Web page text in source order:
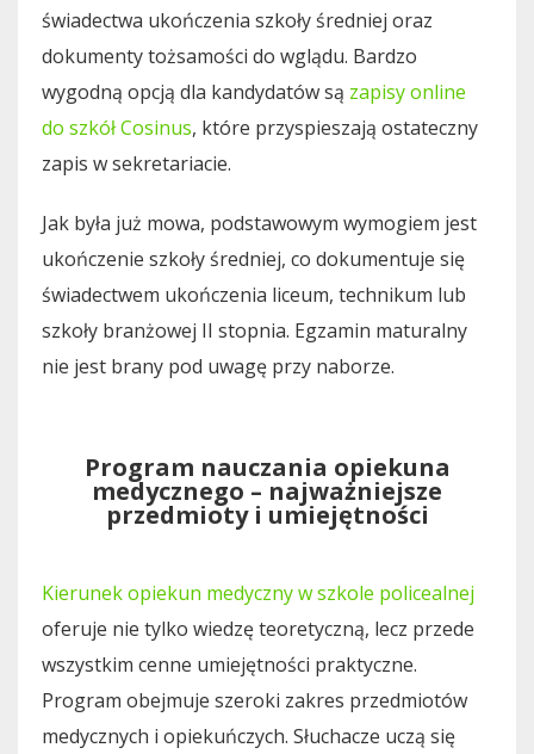
świadectwa ukończenia szkoły średniej oraz
dokumenty tożsamości do wglądu. Bardzo
wygodną opcją dla kandydatów są zapisy online
do szkół Cosinus, które przyspieszają ostateczny
zapis w sekretariacie.
Jak była już mowa, podstawowym wymogiem jest
ukończenie szkoły średniej, co dokumentuje się
świadectwem ukończenia liceum, technikum lub
szkoły branżowej II stopnia. Egzamin maturalny
nie jest brany pod uwagę przy naborze.
Program nauczania opiekuna
medycznego – najważniejsze
przedmioty i umiejętności
Kierunek opiekun medyczny w szkole policealnej
oferuje nie tylko wiedzę teoretyczną, lecz przede
wszystkim cenne umiejętności praktyczne.
Program obejmuje szeroki zakres przedmiotów
medycznych i opiekuńczych. Słuchacze uczą się